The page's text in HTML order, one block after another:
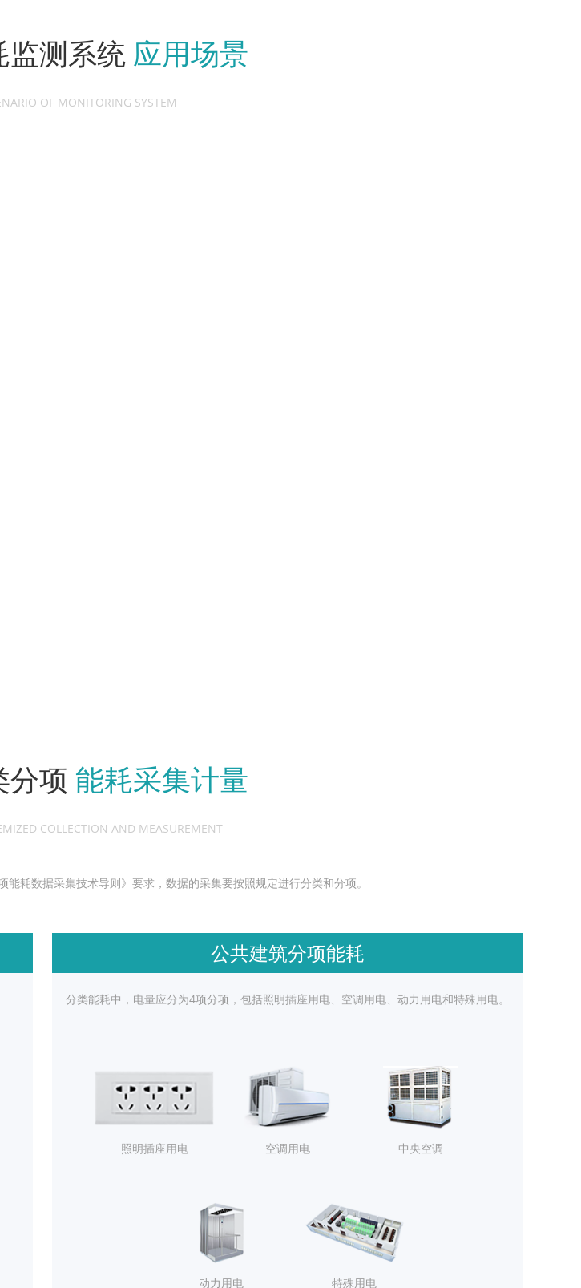
监测系统 应用场景
OF MONITORING SYSTEM
分项 能耗采集计量
COLLECTION AND MEASUREMENT
耗数据采集技术导则》要求，数据的采集要按照规定进行分类和分项。
公共建筑分项能耗
分类能耗中，电量应分为4项分项，包括照明插座用电、空调用电、动力用电和特殊用电。
照明插座用电 空调用电 中央空调
动力用电 特殊用电